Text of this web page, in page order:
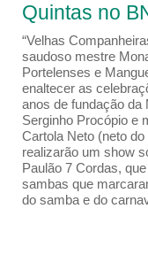
Quintas no
“Velhas
saudoso mestre
Portelenses e
enaltecer as
anos de fundação da
Serginho Procópio e
Cartola Neto (neto
realizarão um show
Paulão 7 Cordas,
sambas que
do samba e do